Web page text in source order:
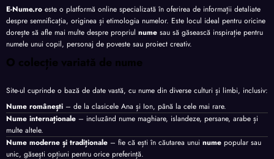
E-Nume.ro este o platformă online specializată în oferirea de informații detaliate
despre semnificația, originea și etimologia numelor. Este locul ideal pentru oricine
dorește să afle mai multe despre propriul nume sau să găsească inspirație pentru
numele unui copil, personaj de poveste sau proiect creativ.
O colecție variată de nume
Site-ul cuprinde o bază de date vastă, cu nume din diverse culturi și limbi, inclusiv:
Nume românești – de la clasicele Ana și Ion, până la cele mai rare.
Nume internaționale – incluzând nume maghiare, islandeze, persane, arabe și
multe altele.
Nume moderne și tradiționale – fie că ești în căutarea unui nume popular sau
unic, găsești opțiuni pentru orice preferință.